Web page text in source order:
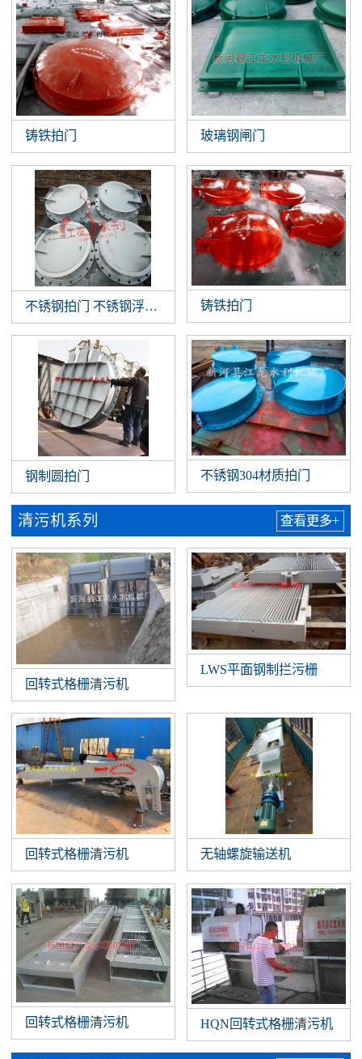
铸铁拍门 玻璃钢闸门
不锈钢拍门 不锈钢浮箱拍门 钢制拍门厂家批发
铸铁拍门
钢制圆拍门 不锈钢304材质拍门
清污机系列 查看更多+
回转式格栅清污机
LWS平面钢制拦污栅
回转式格栅清污机 无轴螺旋输送机
回转式格栅清污机 HQN回转式格栅清污机